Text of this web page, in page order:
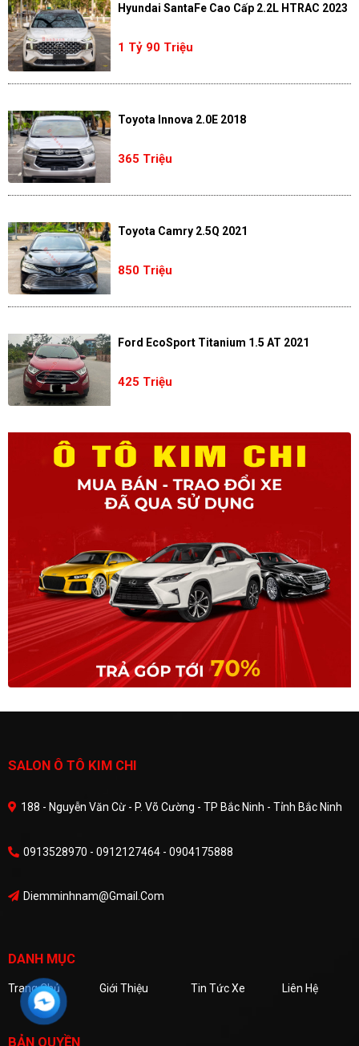
Hyundai SantaFe Cao Cấp 2.2L HTRAC 2023
1 Tỷ 90 Triệu
Toyota Innova 2.0E 2018
365 Triệu
Toyota Camry 2.5Q 2021
850 Triệu
Ford EcoSport Titanium 1.5 AT 2021
425 Triệu
SALON Ô TÔ KIM CHI
188 - Nguyễn Văn Cừ - P. Võ Cường - TP Bắc Ninh - Tỉnh Bắc Ninh
0913528970 - 0912127464 - 0904175888
Diemminhnam@gmail.com
DANH MỤC
Trang Chủ Giới Thiệu Tin Tức Xe Liên Hệ
BẢN QUYỀN